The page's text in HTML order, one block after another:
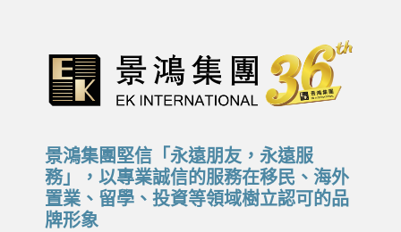
景鴻集團堅信「永遠朋友，永遠服
務」，以專業誠信的服務在移民、海外
置業、留學、投資等領域樹立認可的品
牌形象